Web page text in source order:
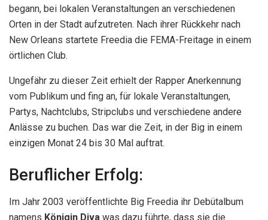
begann, bei lokalen Veranstaltungen an verschiedenen
Orten in der Stadt aufzutreten. Nach ihrer Rückkehr nach
New Orleans startete Freedia die FEMA-Freitage in einem
örtlichen Club.
Ungefähr zu dieser Zeit erhielt der Rapper Anerkennung
vom Publikum und fing an, für lokale Veranstaltungen,
Partys, Nachtclubs, Stripclubs und verschiedene andere
Anlässe zu buchen. Das war die Zeit, in der Big in einem
einzigen Monat 24 bis 30 Mal auftrat.
Beruflicher Erfolg:
Im Jahr 2003 veröffentlichte Big Freedia ihr Debütalbum
namens Königin Diva was dazu führte, dass sie die